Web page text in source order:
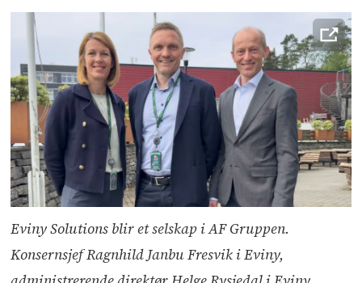
Eviny Solutions blir et selskap i AF Gruppen.
Konsernsjef Ragnhild Janbu Fresvik i Eviny,